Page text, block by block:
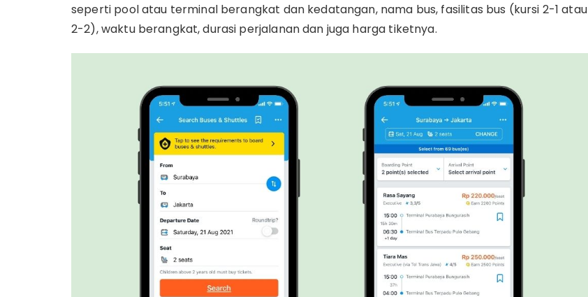
seperti pool atau terminal berangkat dan kedatangan, nama bus, fasilitas bus (kursi 2-1 atau
2-2), waktu berangkat, durasi perjalanan dan juga harga tiketnya.